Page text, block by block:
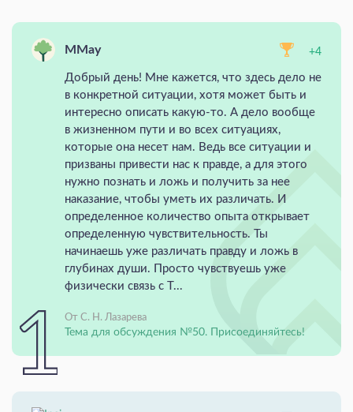
MMay +4
Добрый день! Мне кажется, что здесь дело не
в конкретной ситуации, хотя может быть и
интересно описать какую-то. А дело вообще
в жизненном пути и во всех ситуациях,
которые она несет нам. Ведь все ситуации и
призваны привести нас к правде, а для этого
нужно познать и ложь и получить за нее
наказание, чтобы уметь их различать. И
определенное количество опыта открывает
определенную чувствительность. Ты
начинаешь уже различать правду и ложь в
глубинах души. Просто чувствуешь уже
физически связь с Т...
От С. Н. Лазарева
Тема для обсуждения №50. Присоединяйтесь!